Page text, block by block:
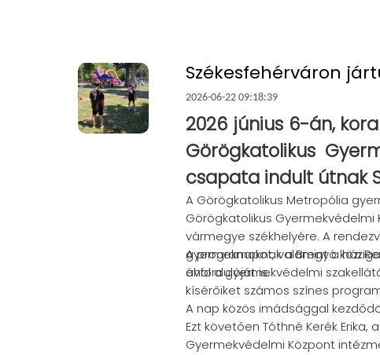
Székesfehérváron
2026-06-22 09:18:39
2026 június 6-án,
Görögkatolikus
csapata indult útnak
A Görögkatolikus Metropólia
Görögkatolikus
vármegye székhelyére. A
gyermeknapot, valamint a
évfordulóját is.
A programoknak a Bregyó közi
ahol a gyermekvédelmi
kísérőiket számos színes
A nap közös imádsággal
Ezt követően Tóthné Kerék Erika,
Gyermekvédelmi Központ